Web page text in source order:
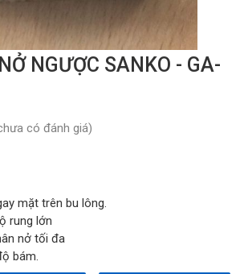
NGƯỢC SANKO - GA-
có đánh giá)
mặt trên bu lông.
rung lớn
nở tối đa
bám.